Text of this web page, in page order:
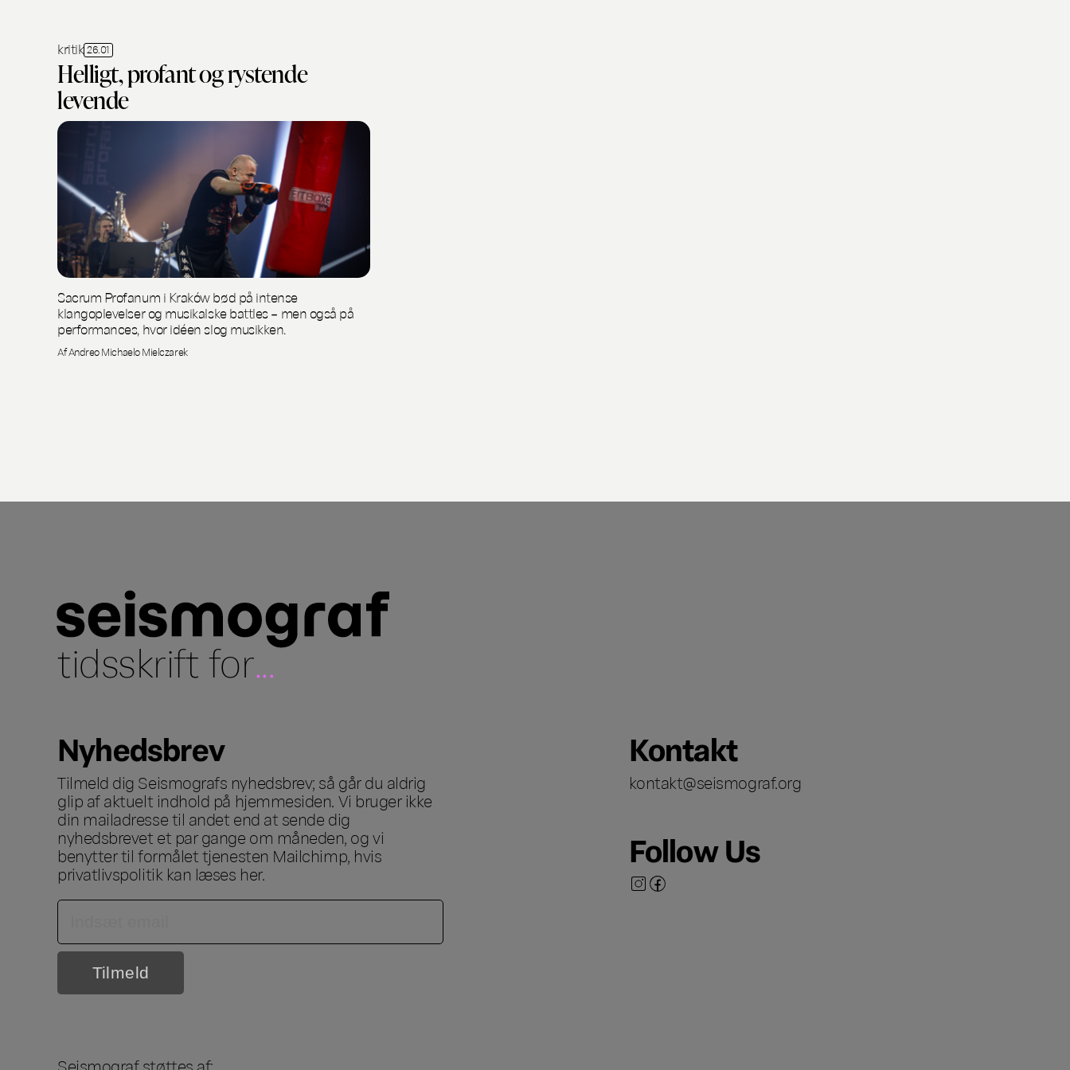
kritik 26.01
Helligt, profant og rystende
levende
Sacrum Profanum i Kraków bød på intense
klangoplevelser og musikalske battles – men også på
performances, hvor idéen slog musikken.
Af Andreo Michaelo Mielczarek
tidsskrift for...
Nyhedsbrev
Tilmeld dig Seismografs nyhedsbrev; så går du aldrig
glip af aktuelt indhold på hjemmesiden. Vi bruger ikke
din mailadresse til andet end at sende dig
nyhedsbrevet et par gange om måneden, og vi
benytter til formålet tjenesten Mailchimp, hvis
privatlivspolitik kan læses her.
Kontakt
kontakt@seismograf.org
Follow Us
Seismograf støttes af: